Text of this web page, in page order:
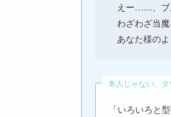
えー……、ブ
わざわざ当
あなた様のよ
本人じゃない、
「いろいろと